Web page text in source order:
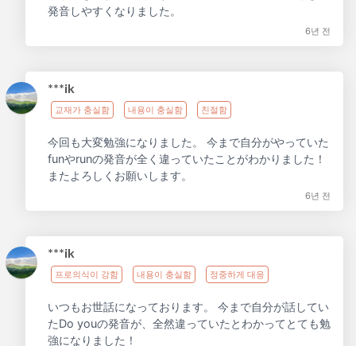
発音しやすくなりました。
6년 전
***ik
교재가 충실함 내용이 충실함 친절함
今回も大変勉強になりました。 今まで自分がやっていた
funやrunの発音が全く違っていたことがわかりました！
またよろしくお願いします。
6년 전
***ik
프로의식이 강함 내용이 충실함 정중하게 대응
いつもお世話になっております。 今まで自分が話してい
たDo youの発音が、全然違っていたとわかってとても勉
強になりました！